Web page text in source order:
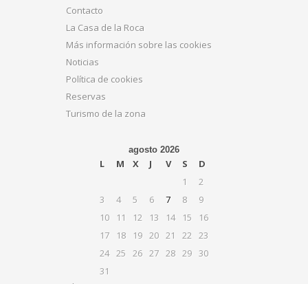
Contacto
La Casa de la Roca
Más información sobre las cookies
Noticias
Política de cookies
Reservas
Turismo de la zona
agosto 2026
L M X J V S
D
1
2
3
4 5 6 7 8
9
10
11 12 13 14 15
16
17
18 19 20 21 22 23
24 25 26 27 28 29 30
31